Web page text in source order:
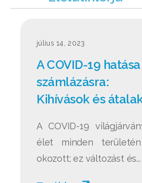
július 14, 2023
A COVID-19
számlázásra:
Kihívások és
A COVID-19
élet minden
okozott; ez változást és...